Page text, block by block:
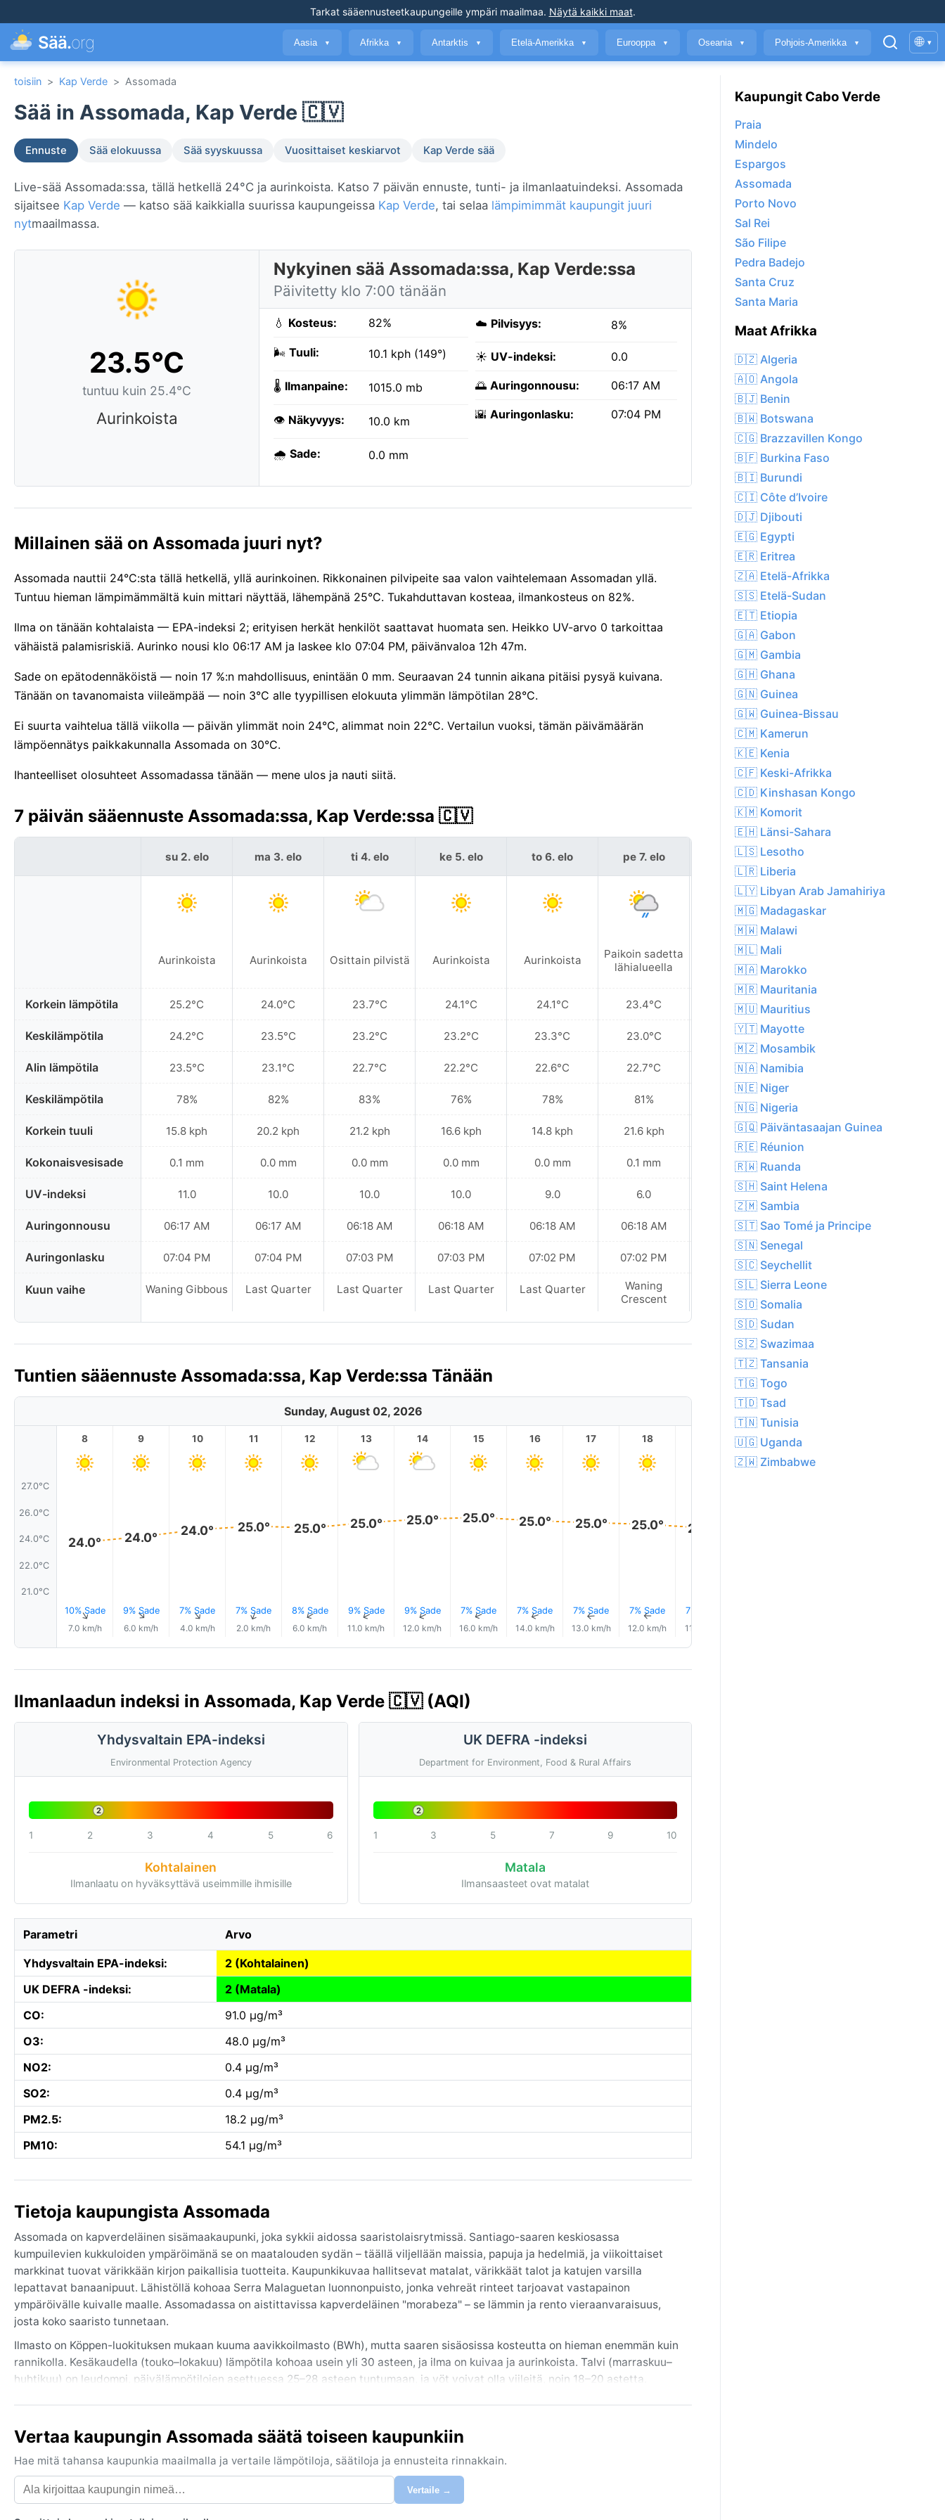
Tarkat sääennusteetkaupungeille ympäri maailmaa. Näytä kaikki maat.
Sää.org Aasia ▼ Afrikka ▼ Antarktis ▼ Etelä-Amerikka ▼ Eurooppa ▼ Oseania ▼ Pohjois-Amerikka ▼ 🌐 ▾
toisiin > Kap Verde > Assomada
Sää in Assomada, Kap Verde 🇨🇻
Ennuste Sää elokuussa Sää syyskuussa Vuosittaiset keskiarvot Kap Verde sää
Live-sää Assomada:ssa, tällä hetkellä 24°C ja aurinkoista. Katso 7 päivän ennuste, tunti- ja ilmanlaatuindeksi. Assomada
sijaitsee Kap Verde — katso sää kaikkialla suurissa kaupungeissa Kap Verde, tai selaa lämpimimmät kaupungit juuri
nytmaailmassa.
23.5°C
tuntuu kuin 25.4°C
Aurinkoista
Nykyinen sää Assomada:ssa, Kap Verde:ssa
Päivitetty klo 7:00 tänään
💧 Kosteus: 82%
🌬️ Tuuli: 10.1 kph (149°)
🌡️ Ilmanpaine: 1015.0 mb
👁️ Näkyvyys: 10.0 km
🌧️ Sade: 0.0 mm
☁️ Pilvisyys: 8%
☀️ UV-indeksi: 0.0
🌅 Auringonnousu: 06:17 AM
🌇 Auringonlasku: 07:04 PM
Millainen sää on Assomada juuri nyt?
Assomada nauttii 24°C:sta tällä hetkellä, yllä aurinkoinen. Rikkonainen pilvipeite saa valon vaihtelemaan Assomadan yllä.
Tuntuu hieman lämpimämmältä kuin mittari näyttää, lähempänä 25°C. Tukahduttavan kosteaa, ilmankosteus on 82%.
Ilma on tänään kohtalaista — EPA-indeksi 2; erityisen herkät henkilöt saattavat huomata sen. Heikko UV-arvo 0 tarkoittaa
vähäistä palamisriskiä. Aurinko nousi klo 06:17 AM ja laskee klo 07:04 PM, päivänvaloa 12h 47m.
Sade on epätodennäköistä — noin 17 %:n mahdollisuus, enintään 0 mm. Seuraavan 24 tunnin aikana pitäisi pysyä kuivana.
Tänään on tavanomaista viileämpää — noin 3°C alle tyypillisen elokuuta ylimmän lämpötilan 28°C.
Ei suurta vaihtelua tällä viikolla — päivän ylimmät noin 24°C, alimmat noin 22°C. Vertailun vuoksi, tämän päivämäärän
lämpöennätys paikkakunnalla Assomada on 30°C.
Ihanteelliset olosuhteet Assomadassa tänään — mene ulos ja nauti siitä.
7 päivän sääennuste Assomada:ssa, Kap Verde:ssa 🇨🇻
Korkein lämpötila
Keskilämpötila
Alin lämpötila
Keskilämpötila
Korkein tuuli
Kokonaisvesisade
UV-indeksi
Auringonnousu
Auringonlasku
Kuun vaihe
su 2. elo
Aurinkoista
25.2°C
24.2°C
23.5°C
78%
15.8 kph
0.1 mm
11.0
06:17 AM
07:04 PM
Waning Gibbous
ma 3. elo
Aurinkoista
24.0°C
23.5°C
23.1°C
82%
20.2 kph
0.0 mm
10.0
06:17 AM
07:04 PM
Last Quarter
ti 4. elo
Osittain pilvistä
23.7°C
23.2°C
22.7°C
83%
21.2 kph
0.0 mm
10.0
06:18 AM
07:03 PM
Last Quarter
ke 5. elo
Aurinkoista
24.1°C
23.2°C
22.2°C
76%
16.6 kph
0.0 mm
10.0
06:18 AM
07:03 PM
Last Quarter
to 6. elo
Aurinkoista
24.1°C
23.3°C
22.6°C
78%
14.8 kph
0.0 mm
9.0
06:18 AM
07:02 PM
Last Quarter
pe 7. elo
Paikoin sadetta
lähialueella
23.4°C
23.0°C
22.7°C
81%
21.6 kph
0.1 mm
6.0
06:18 AM
07:02 PM
Waning
Crescent
la 8. elo
Paikoin sadetta
lähialueella
23.8°C
23.3°C
22.6°C
75%
12.6 kph
0.0 mm
6.0
06:18 AM
07:01 PM
Waning
Crescent
Tuntien sääennuste Assomada:ssa, Kap Verde:ssa Tänään
Sunday, August 02, 2026
27.0°C
26.0°C
24.0°C
22.0°C
21.0°C
8
24.0°
10% Sade
↑
7.0 km/h
9
24.0°
9% Sade
↑
6.0 km/h
10
24.0°
7% Sade
↑
4.0 km/h
11
25.0°
7% Sade
↑
2.0 km/h
12
25.0°
8% Sade
↑
6.0 km/h
13
25.0°
9% Sade
↑
11.0 km/h
14
25.0°
9% Sade
↑
12.0 km/h
15
25.0°
7% Sade
↑
16.0 km/h
16
25.0°
7% Sade
↑
14.0 km/h
17
25.0°
7% Sade
↑
13.0 km/h
18
25.0°
7% Sade
↑
12.0 km/h
25.0°
7% Sade
11.0 km/h
20
Ilmanlaadun indeksi in Assomada, Kap Verde 🇨🇻 (AQI)
Yhdysvaltain EPA-indeksi
Environmental Protection Agency
2
1 2 3 4 5 6
Kohtalainen
Ilmanlaatu on hyväksyttävä useimmille ihmisille
UK DEFRA -indeksi
Department for Environment, Food & Rural Affairs
2
1 3 5 7 9 10
Matala
Ilmansaasteet ovat matalat
Parametri Arvo
Yhdysvaltain EPA-indeksi:
2 (Kohtalainen)
UK DEFRA -indeksi:
2 (Matala)
CO:
91.0 µg/m³
O3:
48.0 µg/m³
NO2:
0.4 µg/m³
SO2:
0.4 µg/m³
PM2.5:
18.2 µg/m³
PM10:
54.1 µg/m³
Tietoja kaupungista Assomada
Assomada on kapverdeläinen sisämaakaupunki, joka sykkii aidossa saaristolaisrytmissä. Santiago-saaren keskiosassa
kumpuilevien kukkuloiden ympäröimänä se on maatalouden sydän – täällä viljellään maissia, papuja ja hedelmiä, ja viikoittaiset
markkinat tuovat värikkään kirjon paikallisia tuotteita. Kaupunkikuvaa hallitsevat matalat, värikkäät talot ja katujen varsilla
lepattavat banaanipuut. Lähistöllä kohoaa Serra Malaguetan luonnonpuisto, jonka vehreät rinteet tarjoavat vastapainon
ympäröivälle kuivalle maalle. Assomadassa on aistittavissa kapverdeläinen "morabeza" – se lämmin ja rento vieraanvaraisuus,
josta koko saaristo tunnetaan.
Ilmasto on Köppen-luokituksen mukaan kuuma aavikkoilmasto (BWh), mutta saaren sisäosissa kosteutta on hieman enemmän kuin
rannikolla. Kesäkaudella (touko–lokakuu) lämpötila kohoaa usein yli 30 asteen, ja ilma on kuivaa ja aurinkoista. Talvi (marraskuu–
huhtikuu) on leudompi, päivälämpötilojen asettuessa 25–28 asteen tuntumaan, ja yöt voivat olla viileitä, noin 18–20 astetta.
aurinkosuojaa ja kevyt takki iltaa varten. Hiki haihtuu nopeasti, mutta vettä on hyvä juoda runsaasti.
Paras aika vierailla on marraskuusta kesäkuuhun, jolloin sateet ovat harvinaisia ja lämpötilat miellyttäviä. Harmattan-tuuli
puhaltaa joskus joulukuusta helmikuuhun tuoden Saharan pölyä, joka sumuaa maisemaa ja voi heikentää näkyvyyttä – ilmiö on
kuitenkin lyhytkestoinen. Hurrikaaneja tai myrskyjä tavataan harvoin, eikä lunta tai huurretta näy koskaan. Assomadan taivas on
läpi vuoden syvän sininen, ja auringonlaskut maalaavat vuorten ylle oranssin ja purppuran sävyjä. Tämä on paikka, jossa lämpö
Vertaa kaupungin Assomada säätä toiseen kaupunkiin
Hae mitä tahansa kaupunkia maailmalla ja vertaile lämpötiloja, säätiloja ja ennusteita rinnakkain.
Vertaile →
Kaupungit Cabo Verde
Praia
Mindelo
Espargos
Assomada
Porto Novo
Sal Rei
São Filipe
Pedra Badejo
Santa Cruz
Santa Maria
Maat Afrikka
🇩🇿 Algeria
🇦🇴 Angola
🇧🇯 Benin
🇧🇼 Botswana
🇨🇬 Brazzavillen Kongo
🇧🇫 Burkina Faso
🇧🇮 Burundi
🇨🇮 Côte d’Ivoire
🇩🇯 Djibouti
🇪🇬 Egypti
🇪🇷 Eritrea
🇿🇦 Etelä-Afrikka
🇸🇸 Etelä-Sudan
🇪🇹 Etiopia
🇬🇦 Gabon
🇬🇲 Gambia
🇬🇭 Ghana
🇬🇳 Guinea
🇬🇼 Guinea-Bissau
🇨🇲 Kamerun
🇰🇪 Kenia
🇨🇫 Keski-Afrikka
🇨🇩 Kinshasan Kongo
🇰🇲 Komorit
🇪🇭 Länsi-Sahara
🇱🇸 Lesotho
🇱🇷 Liberia
🇱🇾 Libyan Arab Jamahiriya
🇲🇬 Madagaskar
🇲🇼 Malawi
🇲🇱 Mali
🇲🇦 Marokko
🇲🇷 Mauritania
🇲🇺 Mauritius
🇾🇹 Mayotte
🇲🇿 Mosambik
🇳🇦 Namibia
🇳🇪 Niger
🇳🇬 Nigeria
🇬🇶 Päiväntasaajan Guinea
🇷🇪 Réunion
🇷🇼 Ruanda
🇸🇭 Saint Helena
🇿🇲 Sambia
🇸🇹 Sao Tomé ja Principe
🇸🇳 Senegal
🇸🇨 Seychellit
🇸🇱 Sierra Leone
🇸🇴 Somalia
🇸🇩 Sudan
🇸🇿 Swazimaa
🇹🇿 Tansania
🇹🇬 Togo
🇹🇩 Tsad
🇹🇳 Tunisia
🇺🇬 Uganda
🇿🇼 Zimbabwe